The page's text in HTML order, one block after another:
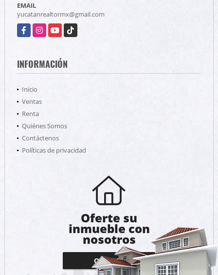
EMAIL
yucatanrealtormx@gmail.com
FacebookInstagramYouTube
TikTok
INFORMACIÓN
Inicio
Ventas
Renta
Quiénes Somos
Contáctenos
Políticas de privacidad
Oferte su
inmueble con
nosotros
OFERTAR